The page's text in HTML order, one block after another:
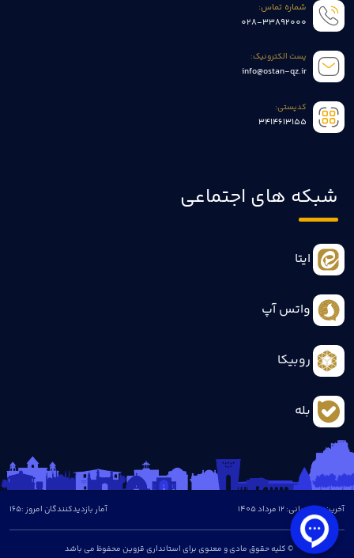
شماره تماس:
028-33892000
پست الکترونیک:
info@ostan-qz.ir
کدپستی:
3414613155
شبکه های اجتماعی
ایتا
واتس آپ
روبیکا
بله
آخرین بروزرسانی: 12 مرداد 1405
© کلیه حقوق مادی و معنوی برای استانداری قزوین محفوظ می باشد
آمار بازدیدکنندگان امروز :165